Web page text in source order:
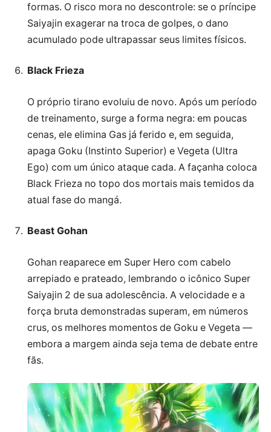
formas. O risco mora no descontrole: se o príncipe
Saiyajin exagerar na troca de golpes, o dano
acumulado pode ultrapassar seus limites físicos.
Black Frieza
O próprio tirano evoluiu de novo. Após um período
de treinamento, surge a forma negra: em poucas
cenas, ele elimina Gas já ferido e, em seguida,
apaga Goku (Instinto Superior) e Vegeta (Ultra
Ego) com um único ataque cada. A façanha coloca
Black Frieza no topo dos mortais mais temidos da
atual fase do mangá.
Beast Gohan
Gohan reaparece em Super Hero com cabelo
arrepiado e prateado, lembrando o icônico Super
Saiyajin 2 de sua adolescência. A velocidade e a
força bruta demonstradas superam, em números
crus, os melhores momentos de Goku e Vegeta —
embora a margem ainda seja tema de debate entre
fãs.